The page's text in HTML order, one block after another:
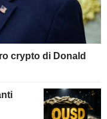
crypto di Donald